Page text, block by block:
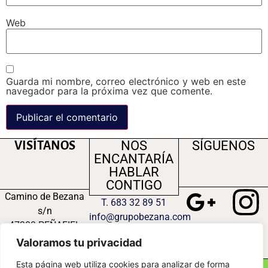
Valoramos tu privacidad
Esta página web utiliza cookies para analizar de forma
Web
Guarda mi nombre, correo electrónico y web en este
navegador para la próxima vez que comente.
VISÍTANOS
Camino de Bezana
s/n
47300 PEÑAFIEL
(VALLADOLID)
NOS
ENCANTARÍA
HABLAR
CONTIGO
T. 683 32 89 51
info@grupobezana.com
SÍGUENOS